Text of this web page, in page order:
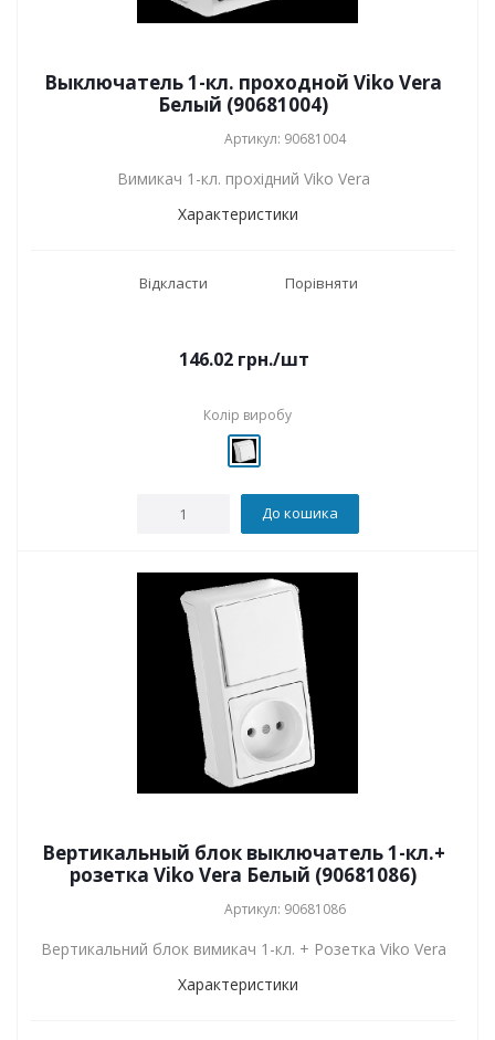
Выключатель 1-кл. проходной Viko Vera
Белый (90681004)
Артикул: 90681004
Вимикач 1-кл. прохідний Viko Vera
Характеристики
Відкласти Порівняти
146.02грн./шт
Колір виробу
До кошика
Вертикальный блок выключатель 1-кл.+
розетка Viko Vera Белый (90681086)
Артикул: 90681086
Вертикальний блок вимикач 1-кл. + Розетка Viko Vera
Характеристики